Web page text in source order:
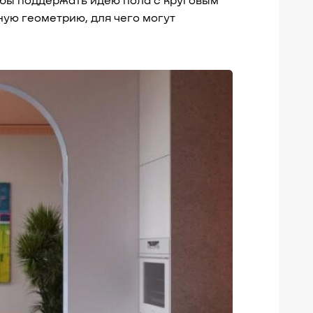
геометрию, для чего могут